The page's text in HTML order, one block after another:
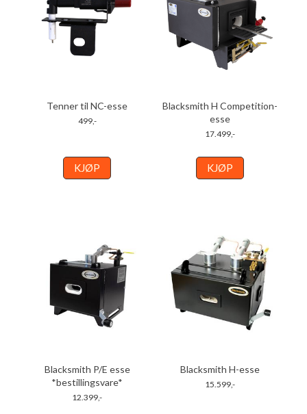
Tenner til NC-esse
499,-
KJØP
Blacksmith H Competition-
esse
17.499,-
KJØP
Blacksmith P/E esse
*bestillingsvare*
12.399,-
Blacksmith H-esse
15.599,-